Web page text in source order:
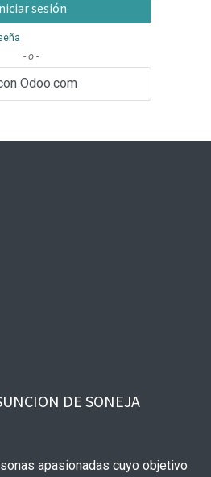
sesión
- o -
Odoo.com
DE SONEJA
apasionadas cuyo objetivo